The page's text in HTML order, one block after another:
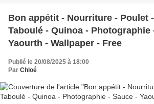
Bon appétit - Nourriture - Poulet
Taboulé - Quinoa - Photographie
Yaourth - Wallpaper - Free
Publié le 20/08/2025 à 18:00
Par Chloé